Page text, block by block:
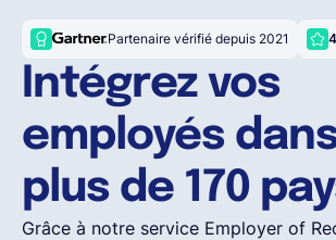
Pourquoi Lano?
Tarifs
Ressources
Partenaire vérifié depuis 2021
Intégrez vos
employés
plus de 170
Grâce à notre service Employer of